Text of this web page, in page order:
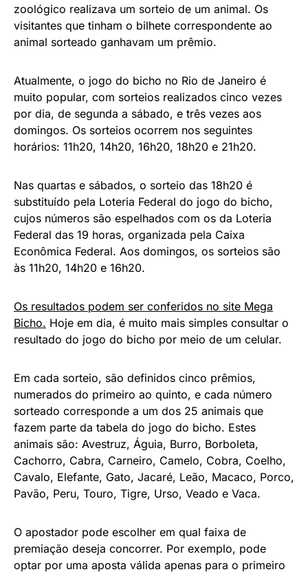
zoológico realizava um sorteio de um animal. Os
visitantes que tinham o bilhete correspondente ao
animal sorteado ganhavam um prêmio.
Atualmente, o jogo do bicho no Rio de Janeiro é
muito popular, com sorteios realizados cinco vezes
por dia, de segunda a sábado, e três vezes aos
domingos. Os sorteios ocorrem nos seguintes
horários: 11h20, 14h20, 16h20, 18h20 e 21h20.
Nas quartas e sábados, o sorteio das 18h20 é
substituído pela Loteria Federal do jogo do bicho,
cujos números são espelhados com os da Loteria
Federal das 19 horas, organizada pela Caixa
Econômica Federal. Aos domingos, os sorteios são
às 11h20, 14h20 e 16h20.
Os resultados podem ser conferidos no site Mega
Bicho. Hoje em dia, é muito mais simples consultar o
resultado do jogo do bicho por meio de um celular.
Em cada sorteio, são definidos cinco prêmios,
numerados do primeiro ao quinto, e cada número
sorteado corresponde a um dos 25 animais que
fazem parte da tabela do jogo do bicho. Estes
animais são: Avestruz, Águia, Burro, Borboleta,
Cachorro, Cabra, Carneiro, Camelo, Cobra, Coelho,
Cavalo, Elefante, Gato, Jacaré, Leão, Macaco, Porco,
Pavão, Peru, Touro, Tigre, Urso, Veado e Vaca.
O apostador pode escolher em qual faixa de
premiação deseja concorrer. Por exemplo, pode
optar por uma aposta válida apenas para o primeiro